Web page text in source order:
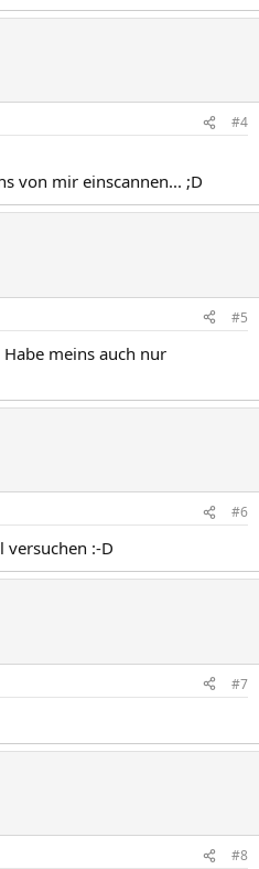
#4
von mir einscannen... ;D
#5
Habe meins auch nur
#6
versuchen :-D
#7
#8